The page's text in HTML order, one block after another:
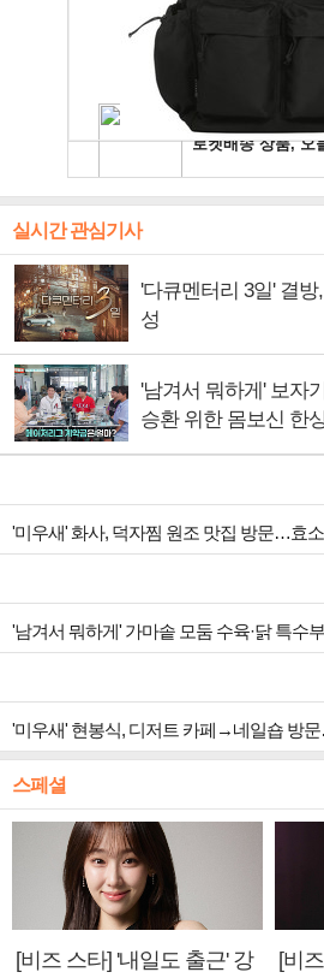
실시간 관심기사
'다큐멘터리 3일' 결
성
'남겨서 뭐하게' 보자
승환 위한 몸보신 한
'미우새' 화사, 덕자찜 원조 맛집 방문…효
'남겨서 뭐하게' 가마솥 모둠 수육·닭 특수
'미우새' 현봉식, 디저트 카페→네일숍 방
스페셜
[비즈 스타] '내일도 출근' 강
[비